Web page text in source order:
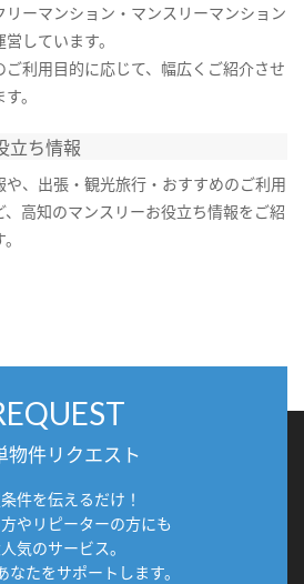
リーマンション・マンスリーマンション
しています。
ご利用目的に応じて、幅広くご紹介させ
。
立ち情報
や、出張・観光旅行・おすすめのご利用
、高知のマンスリーお役立ち情報をご紹
物件リクエスト
件を伝えるだけ！
やリピーターの方にも
気のサービス。
なたをサポートします。